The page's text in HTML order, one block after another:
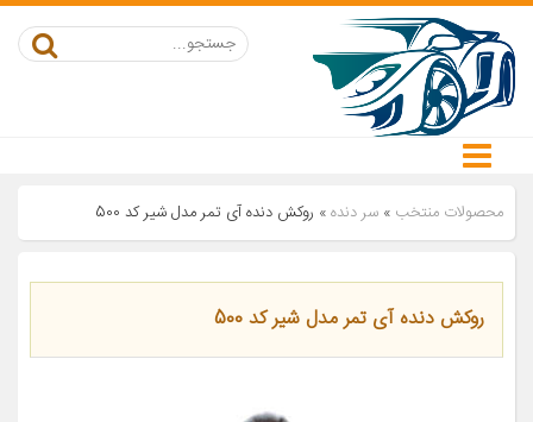
محصولات منتخب » سر دنده» روکش دنده آی تمر مدل شیر کد 500
روکش دنده آی تمر مدل شیر کد 500